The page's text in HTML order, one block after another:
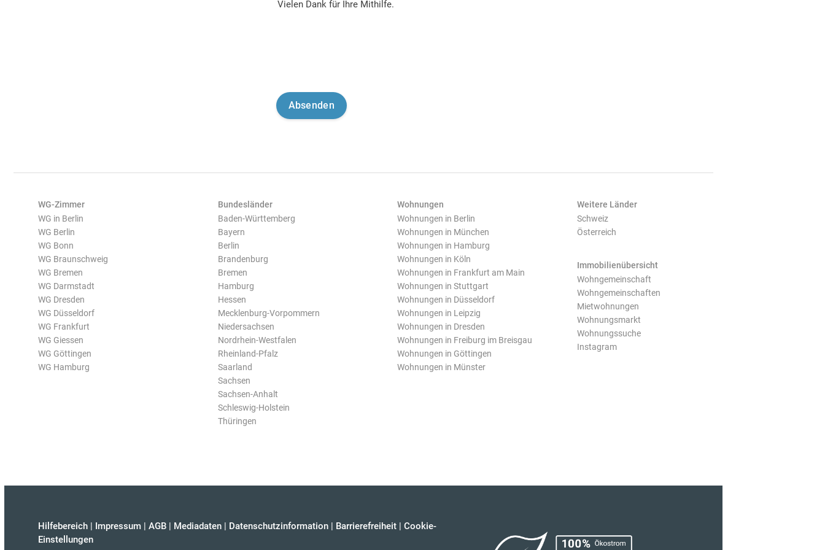
Vielen Dank für Ihre Mithilfe.
WG-Zimmer
WG in Berlin
WG Berlin
WG Bonn
WG Braunschweig
WG Bremen
WG Darmstadt
WG Dresden
WG Düsseldorf
WG Frankfurt
WG Giessen
WG Göttingen
WG Hamburg
Bundesländer
Baden-Württemberg
Bayern
Berlin
Brandenburg
Bremen
Hamburg
Hessen
Mecklenburg-Vorpommern
Niedersachsen
Nordrhein-Westfalen
Rheinland-Pfalz
Saarland
Sachsen
Sachsen-Anhalt
Schleswig-Holstein
Thüringen
Wohnungen
Wohnungen in Berlin
Wohnungen in München
Wohnungen in Hamburg
Wohnungen in Köln
Wohnungen in Frankfurt am Main
Wohnungen in Stuttgart
Wohnungen in Düsseldorf
Wohnungen in Leipzig
Wohnungen in Dresden
Wohnungen in Freiburg im Breisgau
Wohnungen in Göttingen
Wohnungen in Münster
Weitere Länder
Schweiz
Österreich
Immobilienübersicht
Wohngemeinschaft
Wohngemeinschaften
Mietwohnungen
Wohnungsmarkt
Wohnungssuche
Instagram
Hilfebereich | Impressum | AGB | Mediadaten | Datenschutzinformation | Barrierefreiheit | Cookie-
Einstellungen